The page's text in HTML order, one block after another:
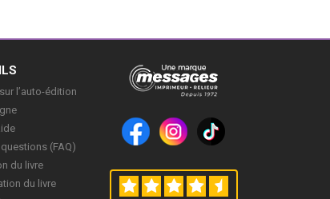
l’auto-édition
(FAQ)
du livre
du livre